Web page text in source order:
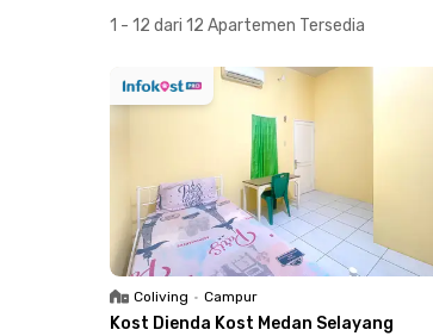
1 - 12 dari 12 Apartemen Tersedia
Coliving • Campur
Kost Dienda Kost Medan Selayang